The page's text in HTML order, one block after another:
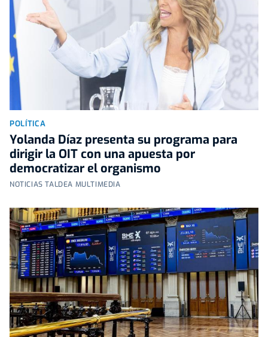
POLÍTICA
Yolanda Díaz presenta su programa para
dirigir la OIT con una apuesta por
democratizar el organismo
NOTICIAS TALDEA MULTIMEDIA